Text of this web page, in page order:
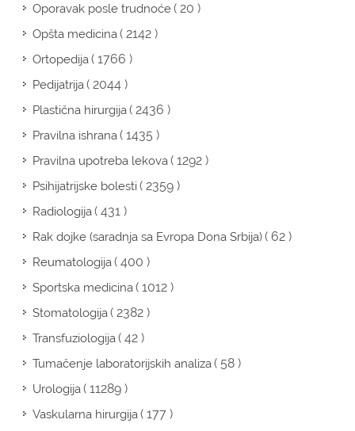
Oporavak posle trudnoće( 20 )
Opšta medicina( 2142 )
Ortopedija( 1766 )
Pedijatrija( 2044 )
Plastična hirurgija( 2436 )
Pravilna ishrana( 1435 )
Pravilna upotreba lekova( 1292 )
Psihijatrijske bolesti( 2359 )
Radiologija( 431 )
Rak dojke (saradnja sa Evropa Dona Srbija)( 62 )
Reumatologija( 400 )
Sportska medicina( 1012 )
Stomatologija( 2382 )
Transfuziologija( 42 )
Tumačenje laboratorijskih analiza( 58 )
Urologija( 11289 )
Vaskularna hirurgija( 177 )